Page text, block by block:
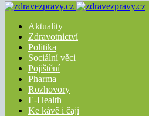
Aktuality
Zdravotnictví
Politika
Sociální věci
Pojištění
Pharma
Rozhovory
E-Health
Ke kávě i čaji